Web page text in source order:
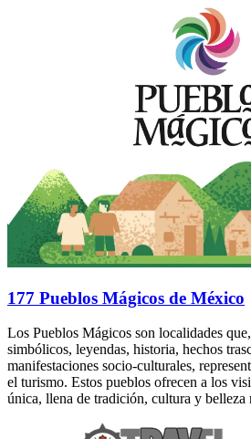
177 Pueblos Mágicos de México
Los Pueblos Mágicos son localidades
simbólicos, leyendas, historia, hechos
manifestaciones socio-culturales,
el turismo. Estos pueblos ofrecen a los
única, llena de tradición, cultura y belleza